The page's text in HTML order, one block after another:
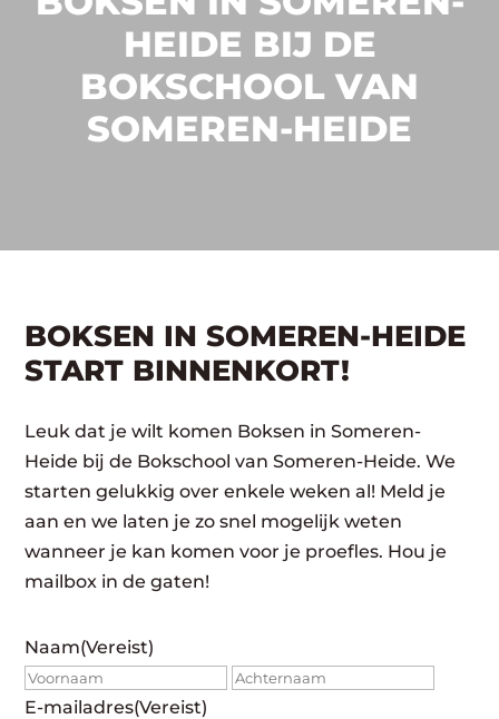
HEIDE BIJ DE
BOKSCHOOL VAN
SOMEREN-HEIDE
BOKSEN IN SOMEREN-HEIDE
START BINNENKORT!
Leuk dat je wilt komen Boksen in Someren-
Heide bij de Bokschool van Someren-Heide. We
starten gelukkig over enkele weken al! Meld je
aan en we laten je zo snel mogelijk weten
wanneer je kan komen voor je proefles. Hou je
mailbox in de gaten!
Naam(Vereist)
Voornaam
E-mailadres(Vereist)